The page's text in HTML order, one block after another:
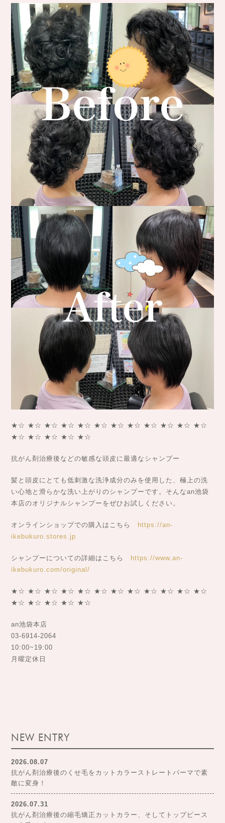
★☆ ★☆ ★☆ ★☆ ★☆ ★☆ ★☆ ★☆ ★☆ ★☆ ★☆ ★☆
★☆ ★☆ ★☆ ★☆ ★☆
抗がん剤治療後などの敏感な頭皮に最適なシャンプー
髪と頭皮にとても低刺激な洗浄成分のみを使用した、極上の洗
い心地と滑らかな洗い上がりのシャンプーです。そんなan池袋
本店のオリジナルシャンプーをぜひお試しください。
オンラインショップでの購入はこちら https://an-
ikebukuro.stores.jp
シャンプーについての詳細はこちら https://www.an-
ikebukuro.com/original/
★☆ ★☆ ★☆ ★☆ ★☆ ★☆ ★☆ ★☆ ★☆ ★☆ ★☆ ★☆
★☆ ★☆ ★☆ ★☆ ★☆
an池袋本店
03-6914-2064
10:00~19:00
月曜定休日
NEW ENTRY
2026.08.07
抗がん剤治療後のくせ毛をカットカラーストレートパーマで素
敵に変身！
2026.07.31
抗がん剤治療後の縮毛矯正カットカラー、そしてトップピース